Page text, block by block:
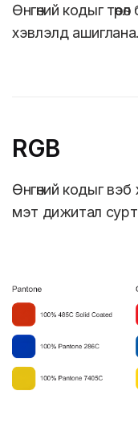
Өнгөний кодыг
хэвлэлд ашиглана.
RGB
Өнгөний кодыг
мэт дижитал